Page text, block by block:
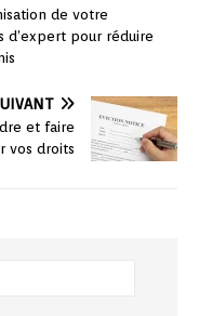
de votre
d’expert pour réduire
et faire
vos droits